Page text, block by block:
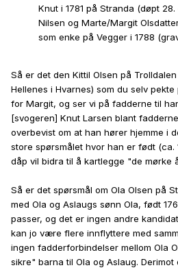
Knut i 1781 på Stranda (døpt
Nilsen og Marte/Margit
som enke på Vegger i 1788
Så er det den Kittil Olsen på
Hellenes i Hvarnes) som du selv
for Margit, og ser vi på fadderne til
[svogeren] Knut Larsen blant
overbevist om at han hører hjemme i
store spørsmålet hvor han er født (ca.
dåp vil bidra til å kartlegge "de mørke
Så er det spørsmål om Ola Olsen på
med Ola og Aslaugs sønn Ola, født
passer, og det er ingen andre
kan jo være flere innflyttere med
ingen fadderforbindelser mellom Ola
sikre" barna til Ola og Aslaug. Derimot